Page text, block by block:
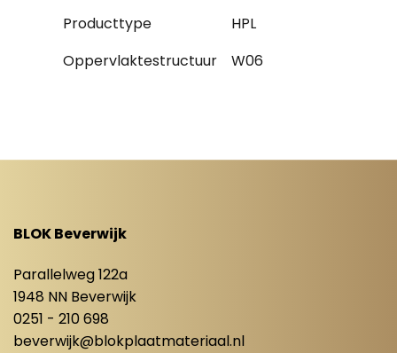
Producttype
HPL
Oppervlaktestructuur
W06
BLOK Beverwijk
Parallelweg 122a
1948 NN Beverwijk
0251 - 210 698
beverwijk@blokplaatmateriaal.nl